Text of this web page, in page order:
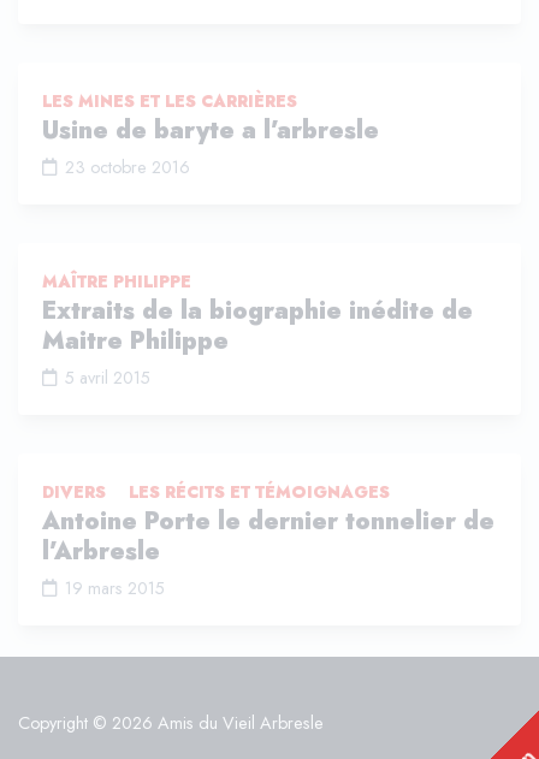
LES MINES ET LES CARRIÈRES
Usine de baryte a l’arbresle
23 octobre 2016
MAÎTRE PHILIPPE
Extraits de la biographie inédite de
Maitre Philippe
5 avril 2015
DIVERS LES RÉCITS ET TÉMOIGNAGES
Antoine Porte le dernier tonnelier de
l’Arbresle
19 mars 2015
Copyright © 2026 Amis du Vieil Arbresle